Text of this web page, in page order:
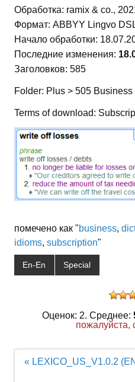
Обработка: ramix & co.,
Формат: ABBYY Lingvo
Начало обработки:
Последние изменения:
Заголовков: 585
Folder: Plus > 505
Terms of download:
помечено как "business,
idioms, subscription"
En-En Special
Оценок: 2. Среднее:
пожалуйста,
Навигация
« LEXICO_US_V1.0.2